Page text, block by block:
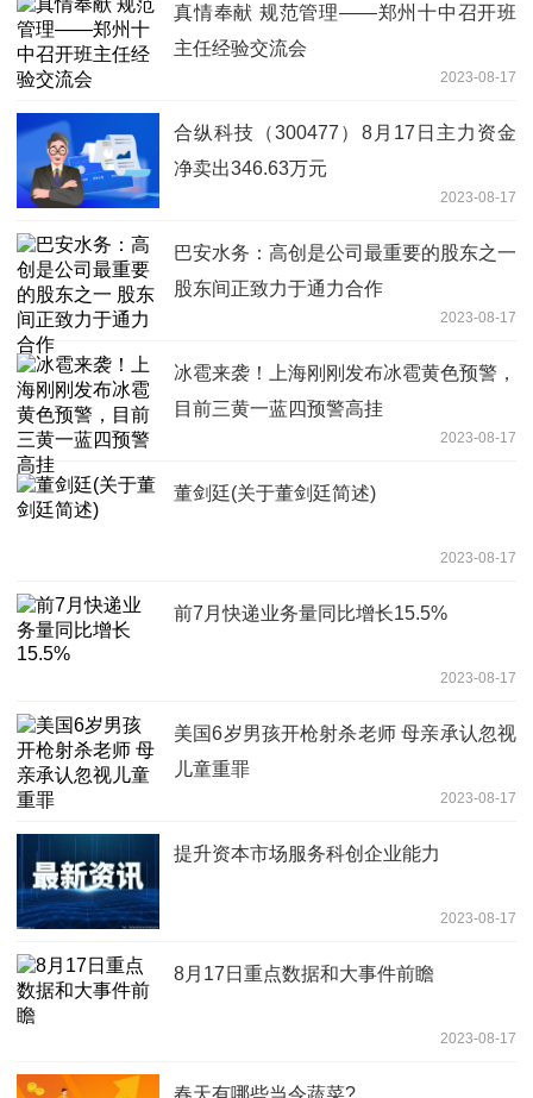
真情奉献 规范管理——郑州十中召开班
主任经验交流会
2023-08-17
合纵科技（300477）8月17日主力资金
净卖出346.63万元
2023-08-17
巴安水务：高创是公司最重要的股东之一
股东间正致力于通力合作
2023-08-17
冰雹来袭！上海刚刚发布冰雹黄色预警，
目前三黄一蓝四预警高挂
2023-08-17
董剑廷(关于董剑廷简述)
2023-08-17
前7月快递业务量同比增长15.5%
2023-08-17
美国6岁男孩开枪射杀老师 母亲承认忽视
儿童重罪
2023-08-17
提升资本市场服务科创企业能力
2023-08-17
8月17日重点数据和大事件前瞻
2023-08-17
春天有哪些当令蔬菜?